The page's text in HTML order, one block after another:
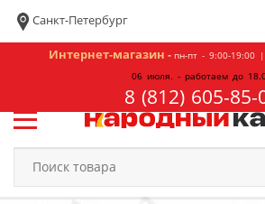
Санкт-Петербург
Интернет-магазин - пн-пт - 9:00-19:00
06 июля. - работаем до
8 (812) 605-85-